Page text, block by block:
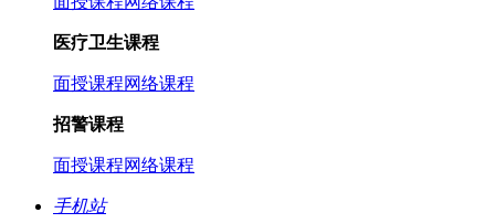
医疗卫生课程
面授课程网络课程
招警课程
面授课程网络课程
手机站